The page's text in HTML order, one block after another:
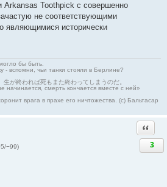
Toothpick с совершенно
не соответствующими
являющимися исторически
бы быть.
- вспомни, чьи танки стояли в Берлине?
が終われば死もまた終わってしまうのだ。
начинается, смерть кончается вместе с ней»
врага в прахе его ничтожества. (с) Бальтасар
−99)
3